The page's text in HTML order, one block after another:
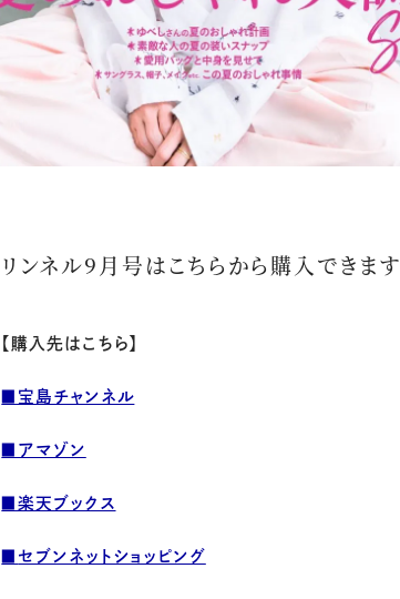
リンネル9月号はこちらから購入できます
【購入先はこちら】
■宝島チャンネル
■アマゾン
■楽天ブックス
■ セブンネットショッピング